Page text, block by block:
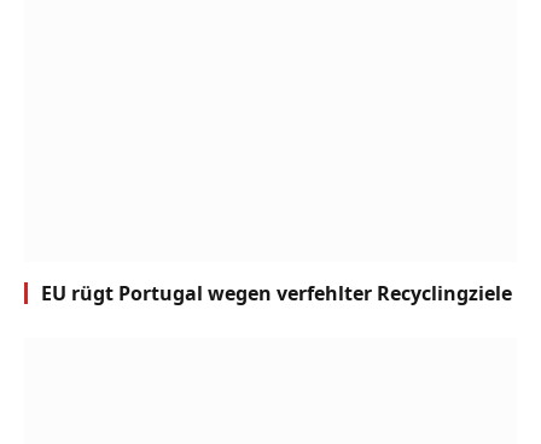
EU rügt Portugal wegen verfehlter Recyclingziele